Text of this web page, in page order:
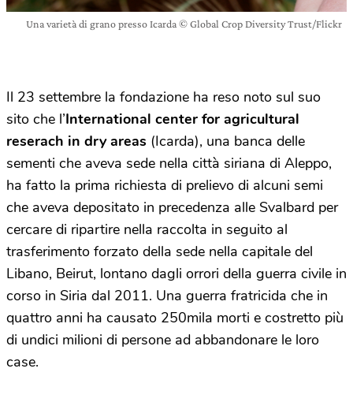
Una varietà di grano presso Icarda © Global Crop Diversity Trust/Flickr
Il 23 settembre la fondazione ha reso noto sul suo
sito che l’International center for agricultural
reserach in dry areas (Icarda), una banca delle
sementi che aveva sede nella città siriana di Aleppo,
ha fatto la prima richiesta di prelievo di alcuni semi
che aveva depositato in precedenza alle Svalbard per
cercare di ripartire nella raccolta in seguito al
trasferimento forzato della sede nella capitale del
Libano, Beirut, lontano dagli orrori della guerra civile in
corso in Siria dal 2011. Una guerra fratricida che in
quattro anni ha causato 250mila morti e costretto più
di undici milioni di persone ad abbandonare le loro
case.